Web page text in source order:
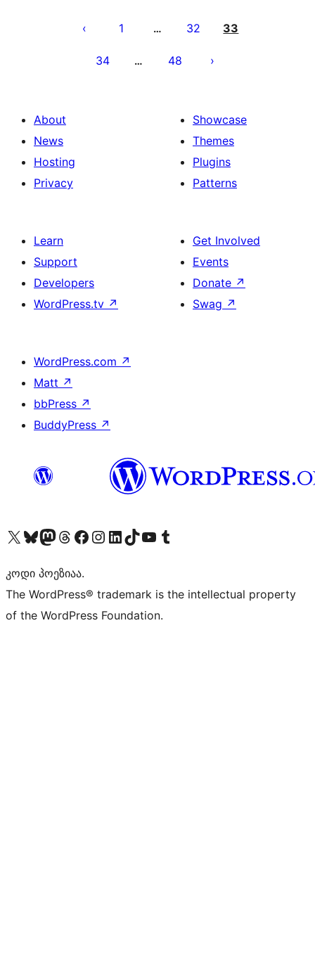
გვერდებათ
1 … 32 33
34 … 48
About
News
Hosting
Privacy
Showcase
Themes
Plugins
Patterns
Learn
Support
Developers
WordPress.tv ↗
Get Involved
Events
Donate ↗
Swag ↗
WordPress.com ↗
Matt ↗
bbPress ↗
BuddyPress ↗
Visit our X (formerly Twitter) account
Visit our Bluesky account
Visit our Mastodon account
Visit our Threads account
Visit our Facebook page
Visit our Instagram account
Visit our LinkedIn account
Visit our TikTok account
Visit our YouTube channel
Visit our Tumblr account
კოდი პოეზიაა.
The WordPress® trademark is the intellectual property
of the WordPress Foundation.